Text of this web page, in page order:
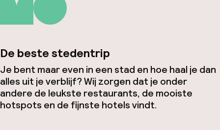
De beste stedentrip
Je bent maar even in een stad en hoe haal je dan
alles uit je verblijf? Wij zorgen dat je onder
andere de leukste restaurants, de mooiste
hotspots en de fijnste hotels vindt.